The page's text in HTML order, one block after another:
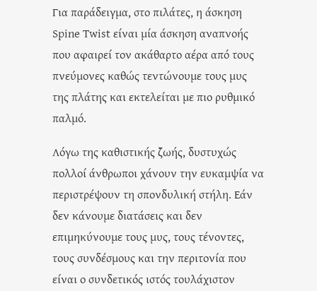
Για παράδειγμα, στο πιλάτες, η άσκηση
Spine Twist είναι μία άσκηση αναπνοής
που αφαιρεί τον ακάθαρτο αέρα από τους
πνεύμονες καθώς τεντώνουμε τους μυς
της πλάτης και εκτελείται με πιο ρυθμικό
παλμό.
Λόγω της καθιστικής ζωής, δυστυχώς
πολλοί άνθρωποι χάνουν την ευκαμψία να
περιστρέψουν τη σπονδυλική στήλη. Εάν
δεν κάνουμε διατάσεις και δεν
επιμηκύνουμε τους μυς, τους τένοντες,
τους συνδέσμους και την περιτονία που
είναι ο συνδετικός ιστός τουλάχιστον